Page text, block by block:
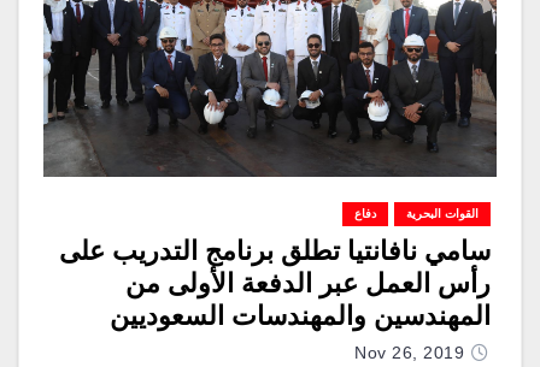
القوات البحرية دفاع
سامي نافانتيا تطلق برنامج التدريب على
رأس العمل عبر الدفعة الأولى من
المهندسين والمهندسات السعوديين
Nov 26, 2019